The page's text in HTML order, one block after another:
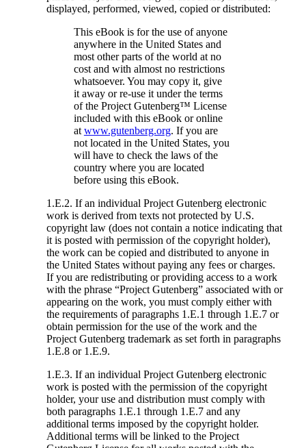
displayed, performed, viewed, copied or distributed:
This eBook is for the use of anyone
anywhere in the United States and
most other parts of the world at no
cost and with almost no restrictions
whatsoever. You may copy it, give
it away or re-use it under the terms
of the Project Gutenberg™ License
included with this eBook or online
at www.gutenberg.org. If you are
not located in the United States, you
will have to check the laws of the
country where you are located
before using this eBook.
1.E.2. If an individual Project Gutenberg electronic
work is derived from texts not protected by U.S.
copyright law (does not contain a notice indicating that
it is posted with permission of the copyright holder),
the work can be copied and distributed to anyone in
the United States without paying any fees or charges.
If you are redistributing or providing access to a work
with the phrase “Project Gutenberg” associated with or
appearing on the work, you must comply either with
the requirements of paragraphs 1.E.1 through 1.E.7 or
obtain permission for the use of the work and the
Project Gutenberg trademark as set forth in paragraphs
1.E.8 or 1.E.9.
1.E.3. If an individual Project Gutenberg electronic
work is posted with the permission of the copyright
holder, your use and distribution must comply with
both paragraphs 1.E.1 through 1.E.7 and any
additional terms imposed by the copyright holder.
Additional terms will be linked to the Project